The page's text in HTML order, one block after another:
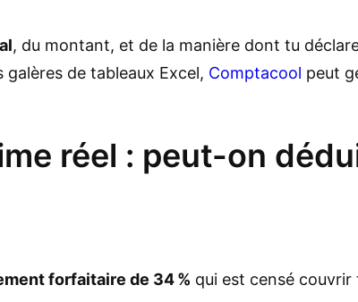
, du montant, et de la manière dont tu
de tableaux Excel, Comptacool peut
réel : peut-on
forfaitaire de 34 % qui est censé